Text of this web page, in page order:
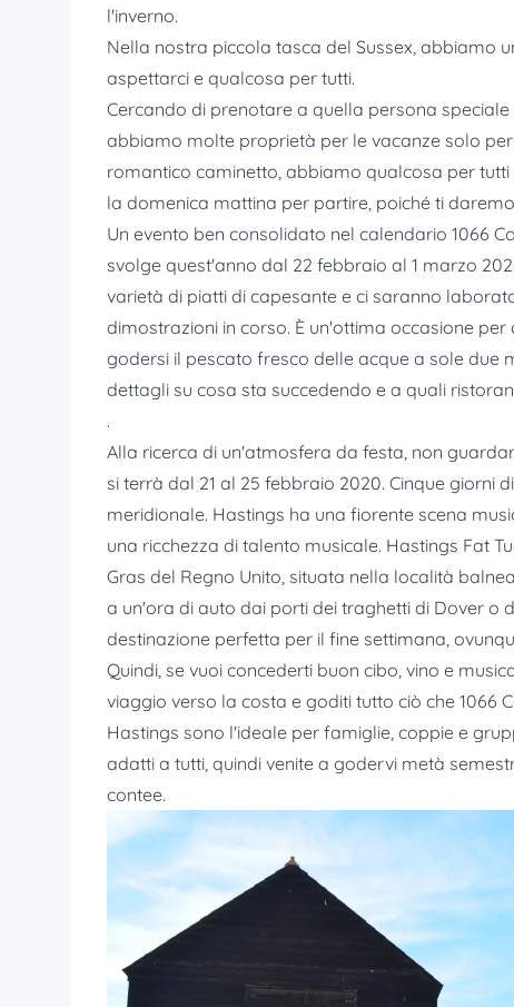
l'inverno.
Nella nostra piccola tasca del Sussex, abbiamo
aspettarci e qualcosa per tutti.
Cercando di prenotare a quella persona
abbiamo molte proprietà per le vacanze solo
romantico caminetto, abbiamo qualcosa per
la domenica mattina per partire, poiché ti
Un evento ben consolidato nel calendario 1066
svolge quest'anno dal 22 febbraio al 1 marzo
varietà di piatti di capesante e ci saranno
dimostrazioni in corso. È un'ottima occasione
godersi il pescato fresco delle acque a sole due
dettagli su cosa sta succedendo e a quali
.
Alla ricerca di un'atmosfera da festa, non
si terrà dal 21 al 25 febbraio 2020. Cinque giorni
meridionale. Hastings ha una fiorente scena
una ricchezza di talento musicale. Hastings Fat
Gras del Regno Unito, situata nella località
a un'ora di auto dai porti dei traghetti di Dover o
destinazione perfetta per il fine settimana,
Quindi, se vuoi concederti buon cibo, vino e
viaggio verso la costa e goditi tutto ciò che 1066
Hastings sono l'ideale per famiglie, coppie e
adatti a tutti, quindi venite a godervi metà
contee.